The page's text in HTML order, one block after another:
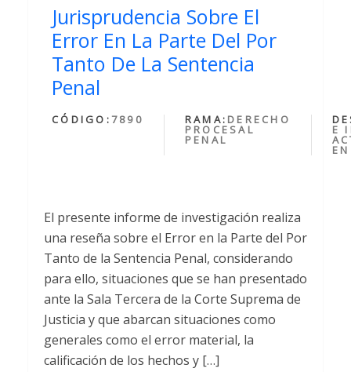
Jurisprudencia Sobre El
Error En La Parte Del Por
Tanto De La Sentencia
Penal
CÓDIGO: 7890 RAMA: DERECHO
PROCESAL
PENAL
E
El presente informe de investigación realiza
una reseña sobre el Error en la Parte del Por
Tanto de la Sentencia Penal, considerando
para ello, situaciones que se han presentado
ante la Sala Tercera de la Corte Suprema de
Justicia y que abarcan situaciones como
generales como el error material, la
calificación de los hechos y […]